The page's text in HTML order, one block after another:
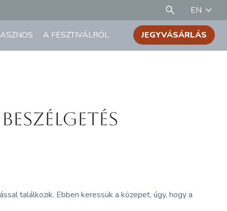
EN
A FESZTIVÁLRÓL JEGYVÁSÁRLÁS
találkozik. Ebben keressük a közepet, úgy, hogy a